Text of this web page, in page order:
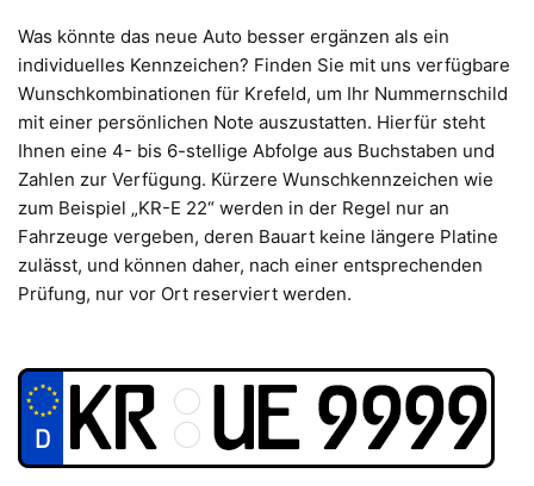
Was könnte das neue Auto besser ergänzen als ein
individuelles Kennzeichen? Finden Sie mit uns verfügbare
Wunschkombinationen für Krefeld, um Ihr Nummernschild
mit einer persönlichen Note auszustatten. Hierfür steht
Ihnen eine 4- bis 6-stellige Abfolge aus Buchstaben und
Zahlen zur Verfügung. Kürzere Wunschkennzeichen wie
zum Beispiel „KR-E 22“ werden in der Regel nur an
Fahrzeuge vergeben, deren Bauart keine längere Platine
zulässt, und können daher, nach einer entsprechenden
Prüfung, nur vor Ort reserviert werden.